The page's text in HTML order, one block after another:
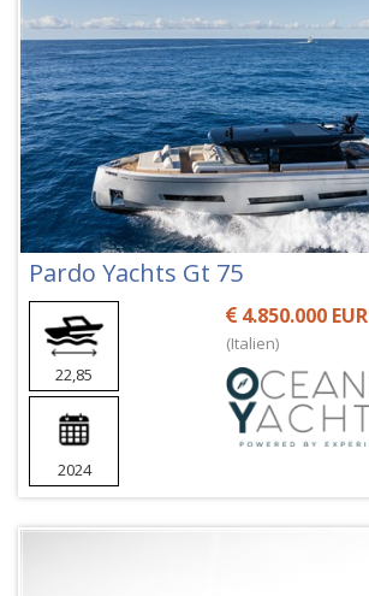
Pardo Yachts Gt 75
22,85
2024
4.850.000 EUR
(Italien)